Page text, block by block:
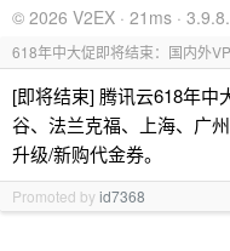
© 2026 V2EX · 21ms ·
618年中大促即将结束：国内外
[即将结束] 腾讯云618年中
谷、法兰克福、上海、广
升级/新购代金券。
Promoted byid7368